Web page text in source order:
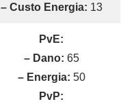
– Custo Energia: 13
PvE:
– Dano: 65
– Energia: 50
PvP: